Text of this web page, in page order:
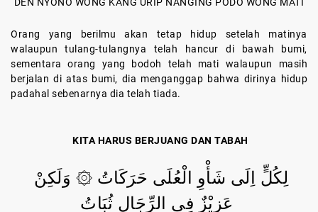
Orang yang berilmu akan tetap hidup setelah matinya
walaupun tulang-tulangnya telah hancur di bawah bumi,
sementara orang yang bodoh telah mati walaupun masih
berjalan di atas bumi, dia menganggap bahwa dirinya hidup
padahal sebenarnya dia telah tiada.
KITA HARUS BERJUANG DAN TABAH